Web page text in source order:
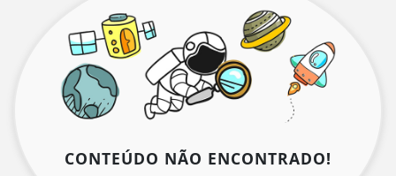
CONTEÚDO NÃO ENCONTRADO!